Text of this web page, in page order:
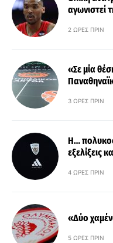
αγωνιστεί
2 ΏΡΕΣ ΠΡΙΝ
«Σε μία
3 ΏΡΕΣ ΠΡΙΝ
Η…
εξελίξεις
4 ΏΡΕΣ ΠΡΙΝ
«Δύο
5 ΏΡΕΣ ΠΡΙΝ